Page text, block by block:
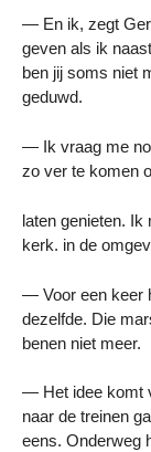
— En ik, zegt
geven als ik
ben jij soms niet
geduwd.
— Ik vraag me
zo ver te komen
laten genieten. Ik
kerk. in de
— Voor een keer
dezelfde. Die
benen niet meer.
— Het idee komt
naar de treinen
eens. Onderweg